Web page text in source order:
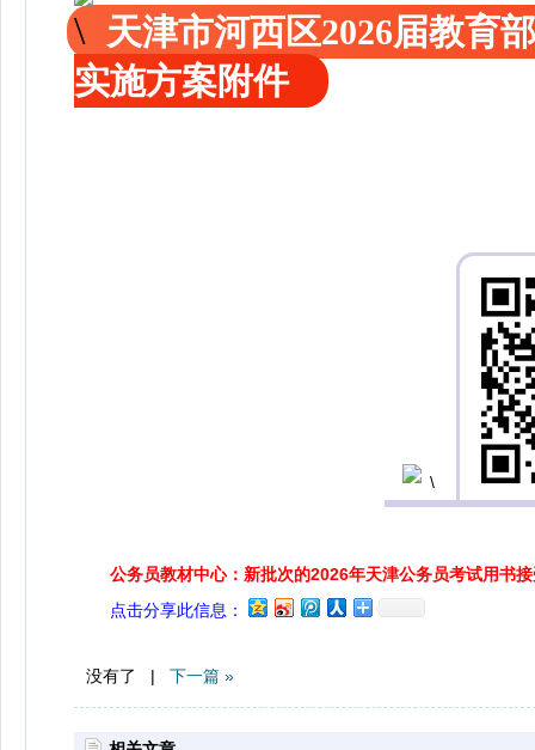
天津市河西区2026届教育
实施方案附件
公务员教材中心：新批次的2026年天津公务员考试用书
点击分享此信息：
没有了 | 下一篇 »